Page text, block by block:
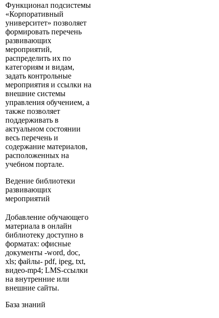
Функционал подсистемы
«Корпоративный
университет» позволяет
формировать перечень
развивающих
мероприятий,
распределить их по
категориям и видам,
задать контрольные
мероприятия и ссылки на
внешние системы
управления обучением, а
также позволяет
поддерживать в
актуальном состоянии
весь перечень и
содержание материалов,
расположенных на
учебном портале.
Ведение библиотеки
развивающих
мероприятий
Добавление обучающего
материала в онлайн
библиотеку доступно в
форматах: офисные
документы -word, doc,
xls; файлы- pdf, ipeg, txt,
видео-mp4; LMS-ссылки
на внутренние или
внешние сайты.
База знаний